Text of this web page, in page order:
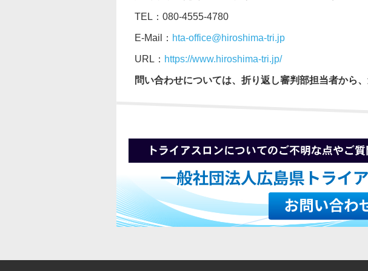
TEL：080-4555-4780
E-Mail： hta-office@hiroshima-tri.jp
URL： https://www.hiroshima-tri.jp/
問い合わせについては、折り返し審判部担当者から、